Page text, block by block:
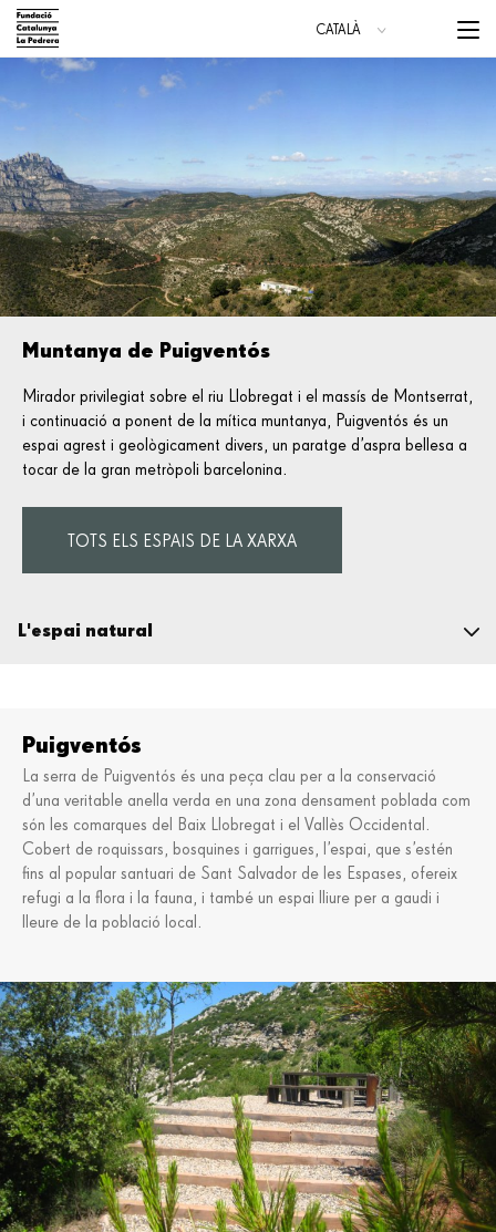
Vés
contingut
Main
navigation
Menu
CATALÀ
ESPAÑOL
Muntanya de Puigventós
Mirador privilegiat sobre el riu Llobregat i el massís de Montserrat,
i continuació a ponent de la mítica muntanya, Puigventós és un
espai agrest i geològicament divers, un paratge d’aspra bellesa a
tocar de la gran metròpoli barcelonina.
TOTS ELS ESPAIS DE LA XARXA
L'espai natural
Descobreix l'espai
Fauna i flora
Geologia
Alimentació i territori
La tasca de la Fundació
Puigventós
La serra de Puigventós és una peça clau per a la conservació
d’una veritable anella verda en una zona densament poblada com
són les comarques del Baix Llobregat i el Vallès Occidental.
Cobert de roquissars, bosquines i garrigues, l’espai, que s’estén
fins al popular santuari de Sant Salvador de les Espases, ofereix
refugi a la flora i la fauna, i també un espai lliure per a gaudi i
lleure de la població local.